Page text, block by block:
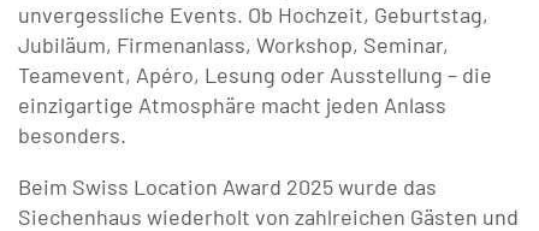
unvergessliche Events. Ob Hochzeit, Geburtstag,
Jubiläum, Firmenanlass, Workshop, Seminar,
Teamevent, Apéro, Lesung oder Ausstellung – die
einzigartige Atmosphäre macht jeden Anlass
besonders.
Beim Swiss Location Award 2025 wurde das
Siechenhaus wiederholt von zahlreichen Gästen und